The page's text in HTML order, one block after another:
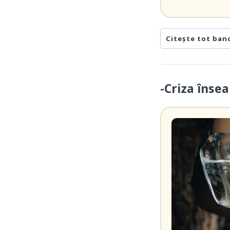
Citește tot
-Criza